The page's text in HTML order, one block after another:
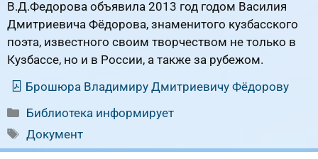
В.Д.Федорова объявила 2013 год годом Василия
Дмитриевича Фёдорова, знаменитого кузбасского
поэта, известного своим творчеством не только в
Кузбассе, но и в России, а также за рубежом.
Брошюра Владимиру Дмитриевичу Фёдорову
Рубрики
Библиотека информирует
Метки
Документ